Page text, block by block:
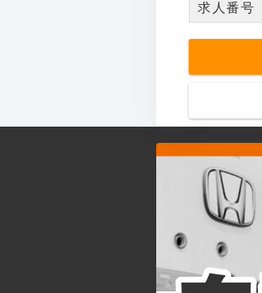
求人番号